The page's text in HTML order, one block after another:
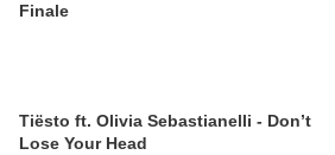
Finale
Tiësto ft. Olivia Sebastianelli - Don’t
Lose Your Head